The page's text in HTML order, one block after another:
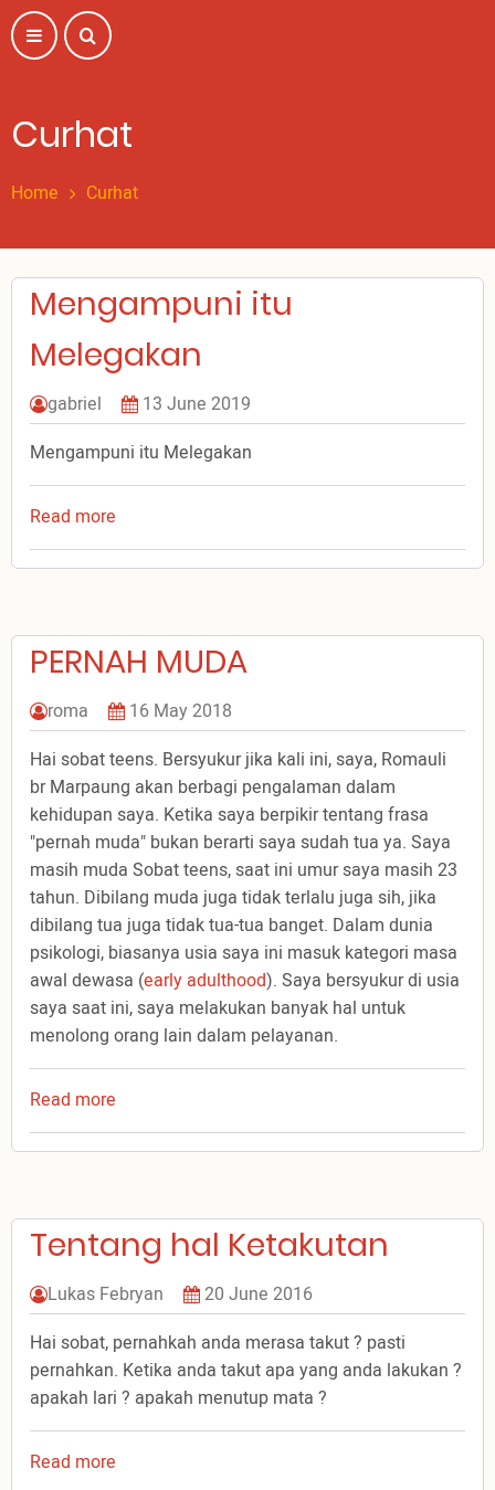
Skip
to
main
Curhat
Home Curhat
Mengampuni itu
Melegakan
gabriel
13 June 2019
Mengampuni itu Melegakan
Read more
Mengampuni
itu
PERNAH MUDA
roma
16 May 2018
Hai sobat teens. Bersyukur jika kali ini, saya, Romauli
br Marpaung akan berbagi pengalaman dalam
kehidupan saya. Ketika saya berpikir tentang frasa
"pernah muda" bukan berarti saya sudah tua ya. Saya
masih muda Sobat teens, saat ini umur saya masih 23
tahun. Dibilang muda juga tidak terlalu juga sih, jika
dibilang tua juga tidak tua-tua banget. Dalam dunia
psikologi, biasanya usia saya ini masuk kategori masa
awal dewasa (early adulthood). Saya bersyukur di usia
saya saat ini, saya melakukan banyak hal untuk
menolong orang lain dalam pelayanan.
Read more
PERNAH
MUDA
Tentang hal Ketakutan
Lukas Febryan
20 June 2016
Hai sobat, pernahkah anda merasa takut ? pasti
pernahkan. Ketika anda takut apa yang anda lakukan ?
apakah lari ? apakah menutup mata ?
Read more